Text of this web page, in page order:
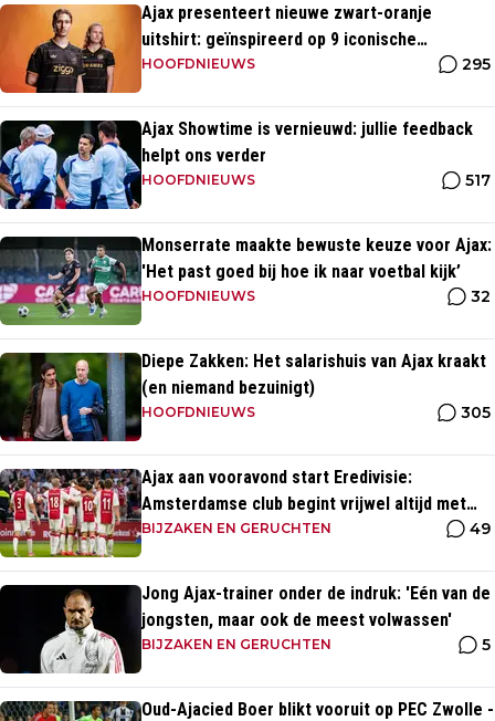
Ajax presenteert nieuwe zwart-oranje
uitshirt: geïnspireerd op 9 iconische
momenten uit clubhistorie
HOOFDNIEUWS 295
Ajax Showtime is vernieuwd: jullie feedback
helpt ons verder
HOOFDNIEUWS 517
Monserrate maakte bewuste keuze voor Ajax:
'Het past goed bij hoe ik naar voetbal kijk’
HOOFDNIEUWS 32
Diepe Zakken: Het salarishuis van Ajax kraakt
(en niemand bezuinigt)
HOOFDNIEUWS 305
Ajax aan vooravond start Eredivisie:
Amsterdamse club begint vrijwel altijd met
zege
BIJZAKEN EN GERUCHTEN 49
Jong Ajax-trainer onder de indruk: 'Eén van de
jongsten, maar ook de meest volwassen'
BIJZAKEN EN GERUCHTEN 5
Oud-Ajacied Boer blikt vooruit op PEC Zwolle -